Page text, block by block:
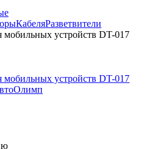
КабеляРазветвители
устройств DT-017